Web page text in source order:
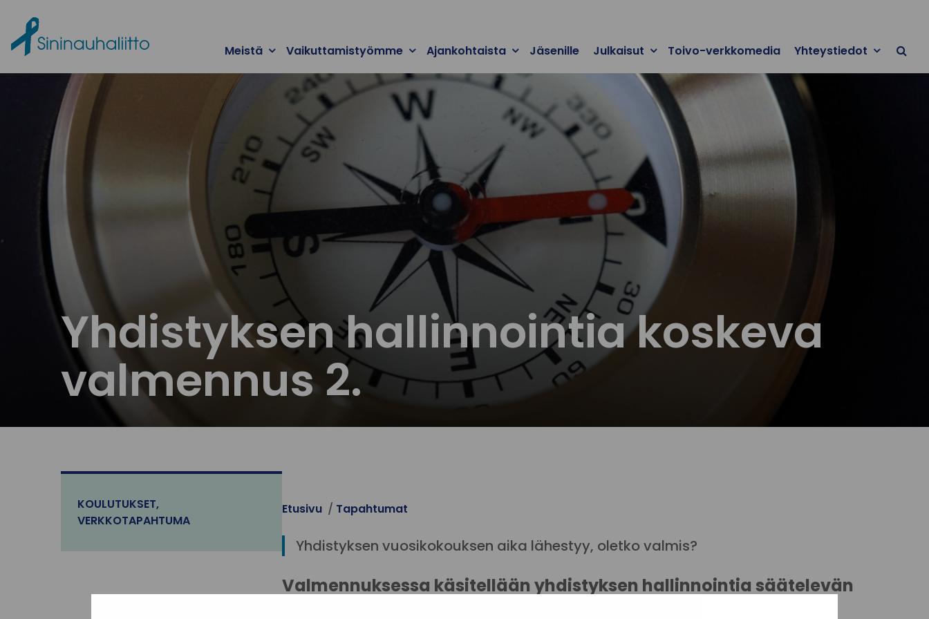
Meistä Vaikuttamistyömme Ajankohtaista Jäsenille Julkaisut Toivo-verkkomedia Yhteystiedot
Yhdistyksen hallinnointia koskeva
valmennus 2.
KOULUTUKSET,
VERKKOTAPAHTUMA
Etusivu Tapahtumat
Yhdistyksen vuosikokouksen aika lähestyy, oletko valmis?
Valmennuksessa käsitellään yhdistyksen hallinnointia säätelevän